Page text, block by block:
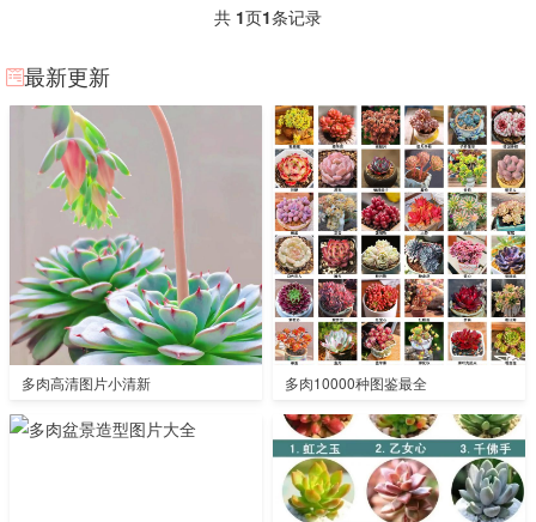
共 1页1条记录
最新更新
多肉高清图片小清新 多肉10000种图鉴最全